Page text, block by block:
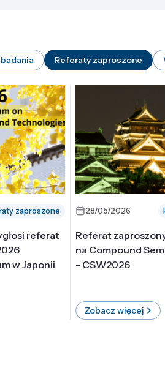
Referaty zaproszone
zaproszone
referat
w Japonii
28/05/2026
Referat
na Compound
- CSW2026
Zobacz więcej